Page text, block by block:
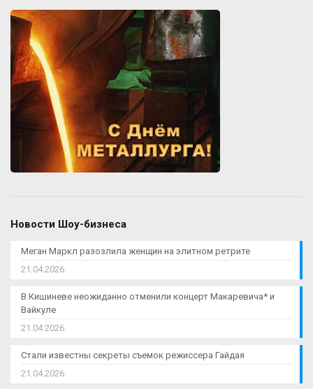
Новости Шоу-бизнеса
Меган Маркл разозлила женщин на элитном ретрите
21.04.2026
В Кишиневе неожиданно отменили концерт Макаревича* и
Вайкуле
21.04.2026
Стали известны секреты съемок режиссера Гайдая
21.04.2026